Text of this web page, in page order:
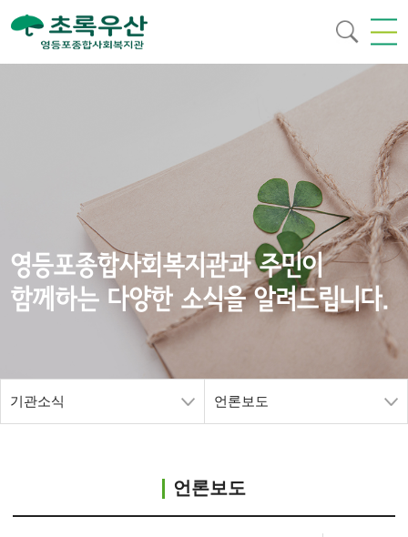
영등포종합사회복지관과 주민이
함께하는 다양한 소식을 알려드립니다.
기관소식 언론보도
언론보도